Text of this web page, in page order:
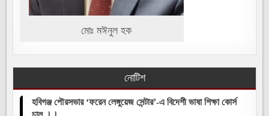
মোঃ মঈনুল হক
নোটিশ
হবিগঞ্জ পৌরসভার ‘ফরেন লেঙ্গুয়েজ সেন্টার’-এ বিদেশী ভাষা শিক্ষা কোর্স